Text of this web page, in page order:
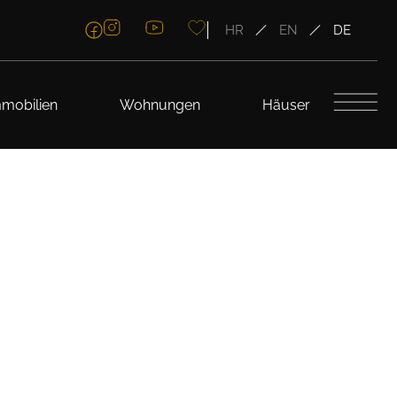
HR EN DE
Wohnungen Häuser